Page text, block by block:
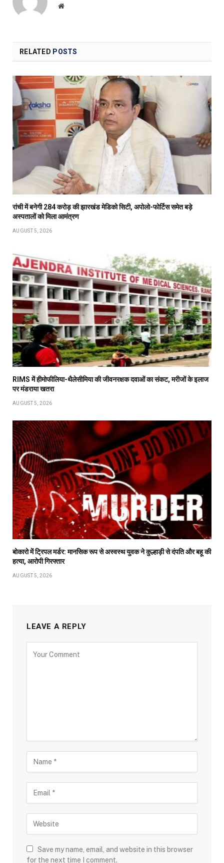
Website
RELATED POSTS
रांची में बनेगी 284 करोड़ की झारखंड मेडिको सिटी, अपोलो-फोर्टिस समेत बड़े
अस्पतालों को मिला आमंत्रण
AUGUST 5, 2026
RIMS में हीमोफीलिया-थैलेसीमिया की जीवनरक्षक दवाओं का संकट, मरीजों के इलाज
पर मंडराया खतरा
AUGUST 5, 2026
बोकारो में ट्रिपल मर्डर: मानसिक रूप से अस्वस्थ युवक ने कुल्हाड़ी से दंपति और बहू की
हत्या, आरोपी गिरफ्तार
AUGUST 5, 2026
LEAVE A REPLY
Save my name, email, and website in this browser
for the next time I comment.